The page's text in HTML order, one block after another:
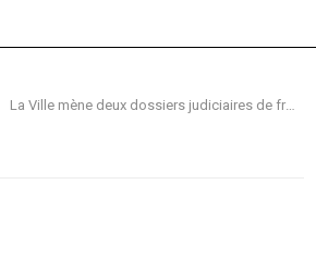
La Ville mène deux dossiers judiciaires de front